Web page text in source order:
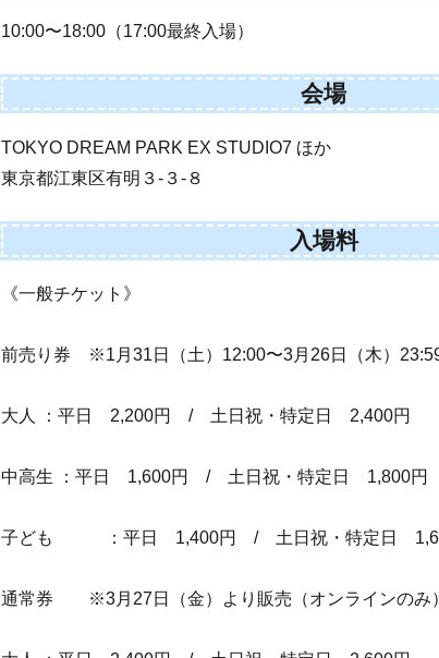
10:00〜18:00（17:00最終入場）
会場
TOKYO DREAM PARK EX STUDIO7 ほか
東京都江東区有明３-３-８
入場料
《一般チケット》
前売り券 ※1月31日（土）12:00〜3月26日（木）
大人 ：平日 2,200円 / 土日祝・特定日 2,400円
中高生 ：平日 1,600円 / 土日祝・特定日 1,800円
子ども ：平日 1,400円 / 土日祝・特定日
通常券 ※3月27日（金）より販売（オンラインのみ